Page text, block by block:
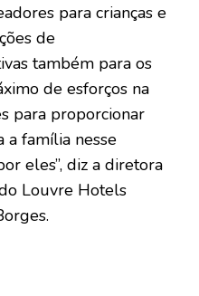
para crianças e
de
também para os
de esforços na
para proporcionar
a família nesse
eles”, diz a diretora
Louvre Hotels